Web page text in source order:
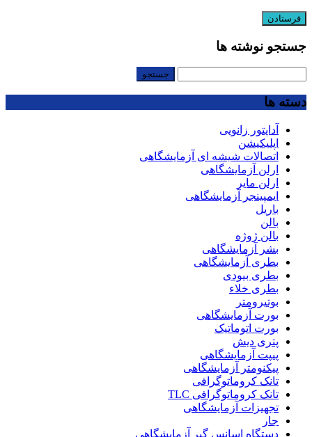
جستجو نوشته ها
دسته ها
آداپتور زانویی
اپلیکیشن
اتصالات شیشه ای آزمایشگاهی
ارلن آزمایشگاهی
ارلن مایر
ایمپینجر آزمایشگاهی
باریل
بالن
بالن ژوژه
بشر آزمایشگاهی
بطری آزمایشگاهی
بطری بیودی
بطری خلاء
بوتیرومتر
بورت آزمایشگاهی
بورت اتوماتیک
پتری دیش
پیپت آزمایشگاهی
پیکنومتر آزمایشگاهی
تانک کروماتوگرافی
تانک کروماتوگرافی TLC
تجهیزات آزمایشگاهی
جار
دستگاه اسانس گیر آزمایشگاهی